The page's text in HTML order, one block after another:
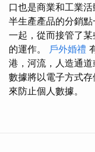
口也是商業和工業活
半生產產品的分銷
一起，從而接管了
的運作。 戶外婚禮
港，河流，人造通道
數據將以電子方式
來防止個人數據。